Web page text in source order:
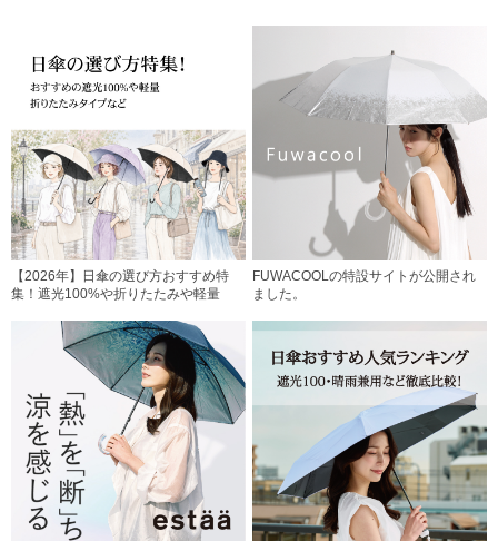
【2026年】日傘の選び方おすすめ特
集！遮光100%や折りたたみや軽量
FUWACOOLの特設サイトが公開され
ました。